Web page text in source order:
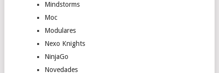
Mindstorms
Moc
Modulares
Nexo Knights
NinjaGo
Novedades